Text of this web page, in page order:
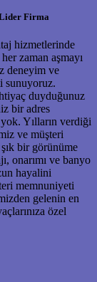
Firma
hizmetlerinde
zaman aşmayı
deneyim ve
sunuyoruz.
duyduğunuz
bir adres
Yılların verdiği
ve müşteri
bir görünüme
onarımı ve banyo
hayalini
memnuniyeti
gelenin en
özel